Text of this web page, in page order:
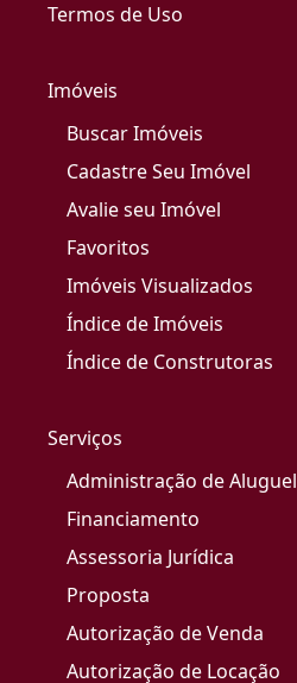
Termos de Uso
Imóveis
Buscar Imóveis
Cadastre Seu Imóvel
Avalie seu Imóvel
Favoritos
Imóveis Visualizados
Índice de Imóveis
Índice de Construtoras
Serviços
Administração de Aluguel
Financiamento
Assessoria Jurídica
Proposta
Autorização de Venda
Autorização de Locação